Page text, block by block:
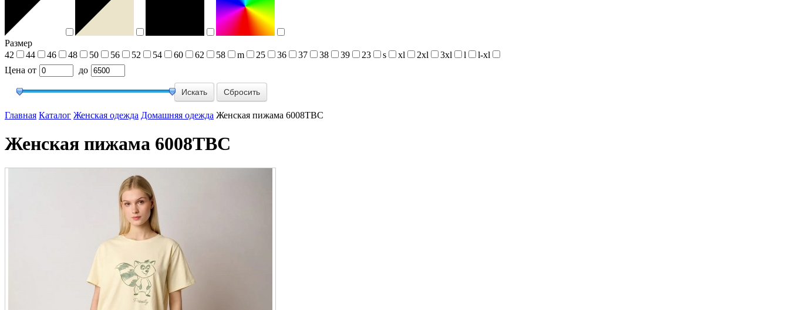
Размер
42
44 46 48 50 56 52 54 60 62 58 m 25 36 37 38 39 23 s xl 2xl 3xl l
l-xl
Цена от до
Сбросить
Главная Каталог Женская одежда Домашняя одежда Женская пижама 6008TBC
Женская пижама 6008TBC